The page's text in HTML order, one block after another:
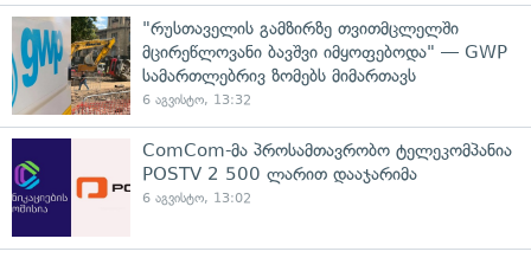
"რუსთაველის გამზირზე თვითმცლელში
მცირეწლოვანი ბავშვი იმყოფებოდა" — GWP
სამართლებრივ ზომებს მიმართავს
6 აგვისტო, 13:32
ComCom-მა პროსამთავრობო ტელეკომპანია
POSTV 2 500 ლარით დააჯარიმა
6 აგვისტო, 13:02